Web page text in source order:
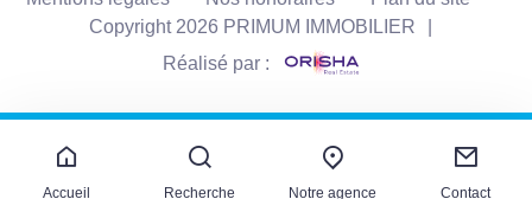
Accueil Recherche Notre agence Contact
Copyright 2026 PRIMUM IMMOBILIER
Réalisé par :